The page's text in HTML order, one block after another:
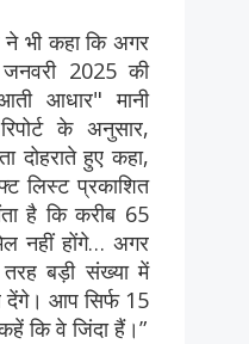
ने भी कहा कि अगर
जनवरी 2025 की
आधार" मानी
के अनुसार,
दोहराते हुए कहा,
लिस्ट प्रकाशित
है कि करीब 65
नहीं होंगे… अगर
बड़ी संख्या में
देंगे। आप सिर्फ 15
कि वे जिंदा हैं।”